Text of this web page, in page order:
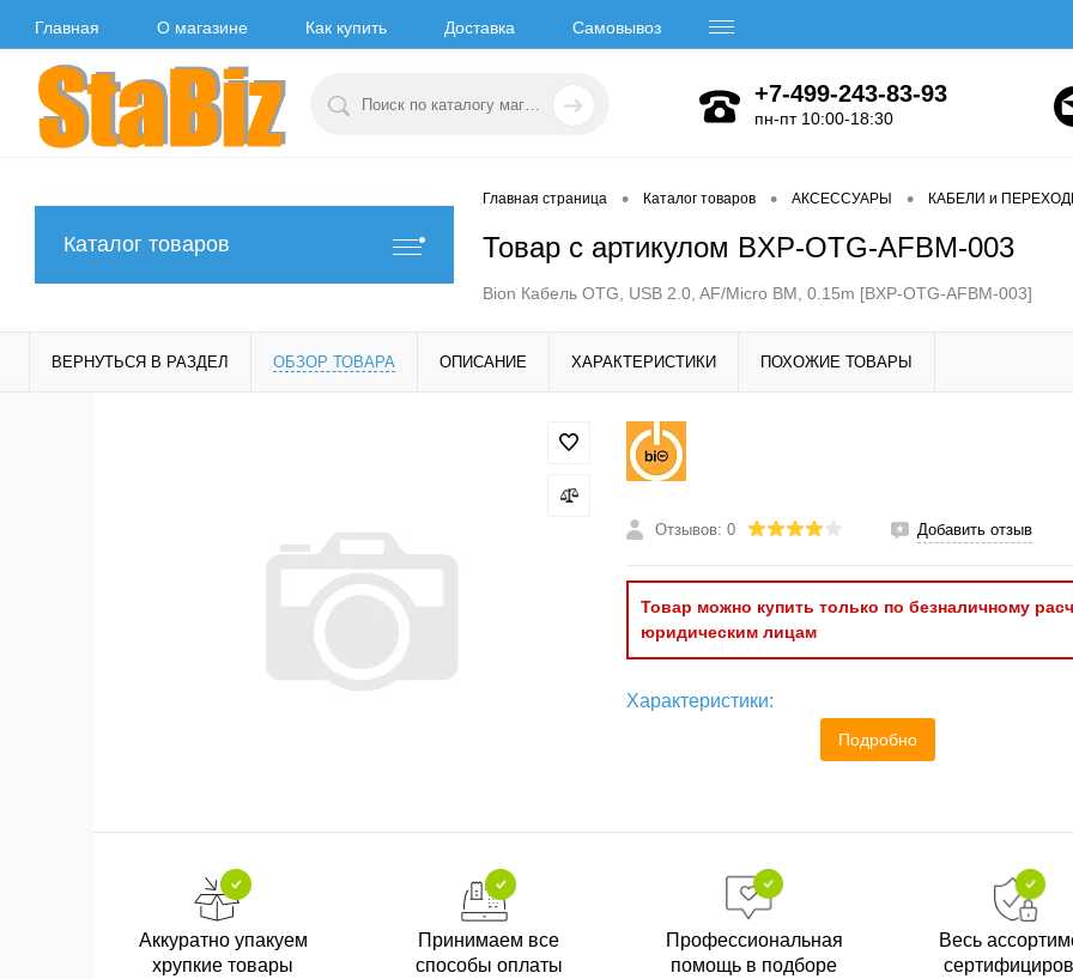
Главная О магазине Как купить Доставка Самовывоз
+7-499-243-83-93
пн-пт 10:00-18:30
Каталог товаров
Главная страница • Каталог товаров • АКСЕССУАРЫ • КАБЕЛИ и
Товар с артикулом BXP-OTG-AFBM-003
Bion Кабель OTG, USB 2.0, AF/Micro BM, 0.15m [BXP-OTG-AFBM-003]
ВЕРНУТЬСЯ В РАЗДЕЛ ОБЗОР ТОВАРА ОПИСАНИЕ ХАРАКТЕРИСТИКИ ПОХОЖИЕ ТОВАРЫ
Отзывов: 0 Добавить отзыв
Товар можно купить только по безналичному
юридическим лицам
Характеристики:
Подробно
Аккуратно упакуем
хрупкие товары
Принимаем все
способы оплаты
Профессиональная
помощь в подборе
Весь